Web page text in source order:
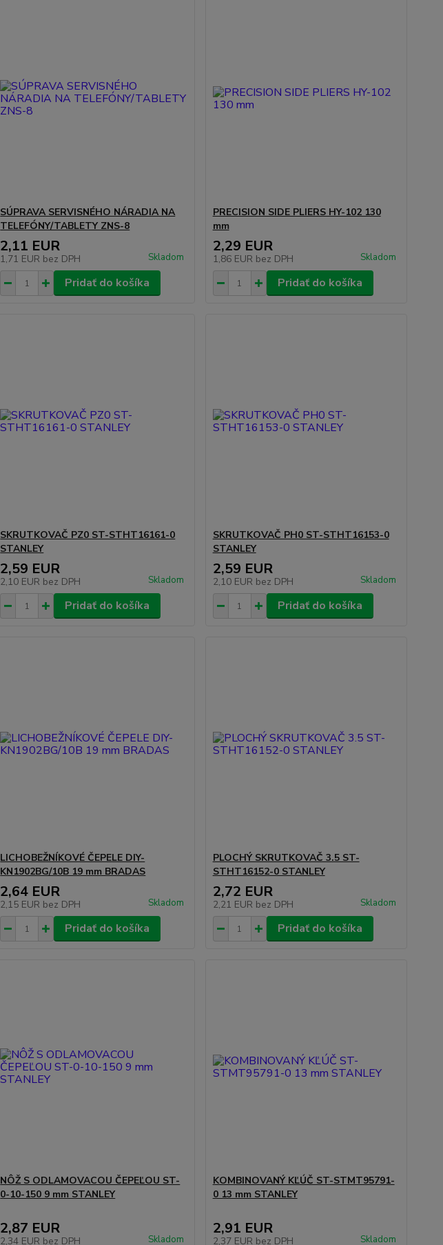
SÚPRAVA SERVISNÉHO NÁRADIA NA
TELEFÓNY/TABLETY ZNS-8
2,11 EUR
1,71 EUR bez DPH Skladom
Pridať do košíka
PRECISION SIDE PLIERS HY-102 130
mm
2,29 EUR
1,86 EUR bez DPH Skladom
Pridať do košíka
SKRUTKOVAČ PZ0 ST-STHT16161-0
STANLEY
2,59 EUR
2,10 EUR bez DPH Skladom
Pridať do košíka
SKRUTKOVAČ PH0 ST-STHT16153-0
STANLEY
2,59 EUR
2,10 EUR bez DPH Skladom
Pridať do košíka
LICHOBEŽNÍKOVÉ ČEPELE DIY-
KN1902BG/10B 19 mm BRADAS
2,64 EUR
2,15 EUR bez DPH Skladom
Pridať do košíka
PLOCHÝ SKRUTKOVAČ 3.5 ST-
STHT16152-0 STANLEY
2,72 EUR
2,21 EUR bez DPH Skladom
Pridať do košíka
NÔŽ S ODLAMOVACOU ČEPEĽOU ST-
0-10-150 9 mm STANLEY
2,87 EUR
2,34 EUR bez DPH Skladom
KOMBINOVANÝ KĽÚČ ST-STMT95791-
0 13 mm STANLEY
2,91 EUR
2,37 EUR bez DPH Skladom